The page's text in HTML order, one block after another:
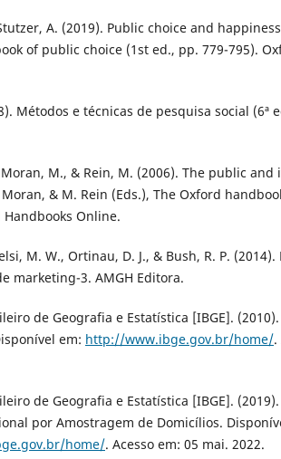
A. (2019). Public choice and
of public choice (1st ed., pp. 779-795).
Métodos e técnicas de pesquisa social (6ª
Moran, M., & Rein, M. (2006). The public and
& M. Rein (Eds.), The Oxford
Online.
M. W., Ortinau, D. J., & Bush, R. P.
marketing-3. AMGH Editora.
de Geografia e Estatística [IBGE].
em: http://www.ibge.gov.br/home/.
de Geografia e Estatística [IBGE].
por Amostragem de Domicílios.
home/. Acesso em: 05 mai. 2022.